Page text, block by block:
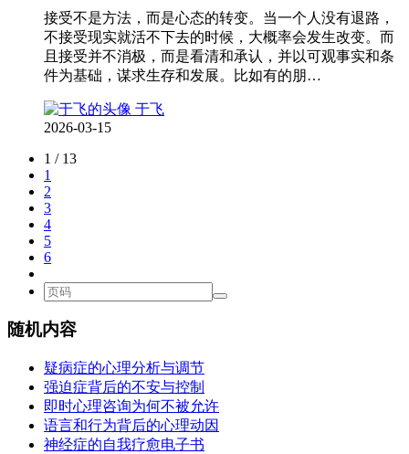
接受不是方法，而是心态的转变。当一个人没有退路，
不接受现实就活不下去的时候，大概率会发生改变。而
且接受并不消极，而是看清和承认，并以可观事实和条
件为基础，谋求生存和发展。比如有的朋…
于飞
2026-03-15
1 / 13
1
2
3
4
5
6
随机内容
疑病症的心理分析与调节
强迫症背后的不安与控制
即时心理咨询为何不被允许
语言和行为背后的心理动因
神经症的自我疗愈电子书